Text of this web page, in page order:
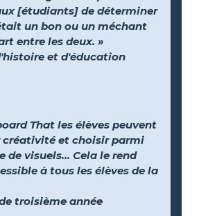
[étudiants] de déterminer
un bon ou un méchant
entre les deux. »
et d'éducation
That les élèves peuvent
créativité et choisir parmi
de visuels… Cela le rend
à tous les élèves de la
troisième année